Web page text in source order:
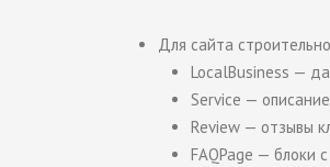
Для сайта
LocalBusiness —
Service —
Review — отзывы
FAQPage — блоки